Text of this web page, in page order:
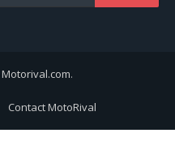
Motorival.com.
Contact MotoRival